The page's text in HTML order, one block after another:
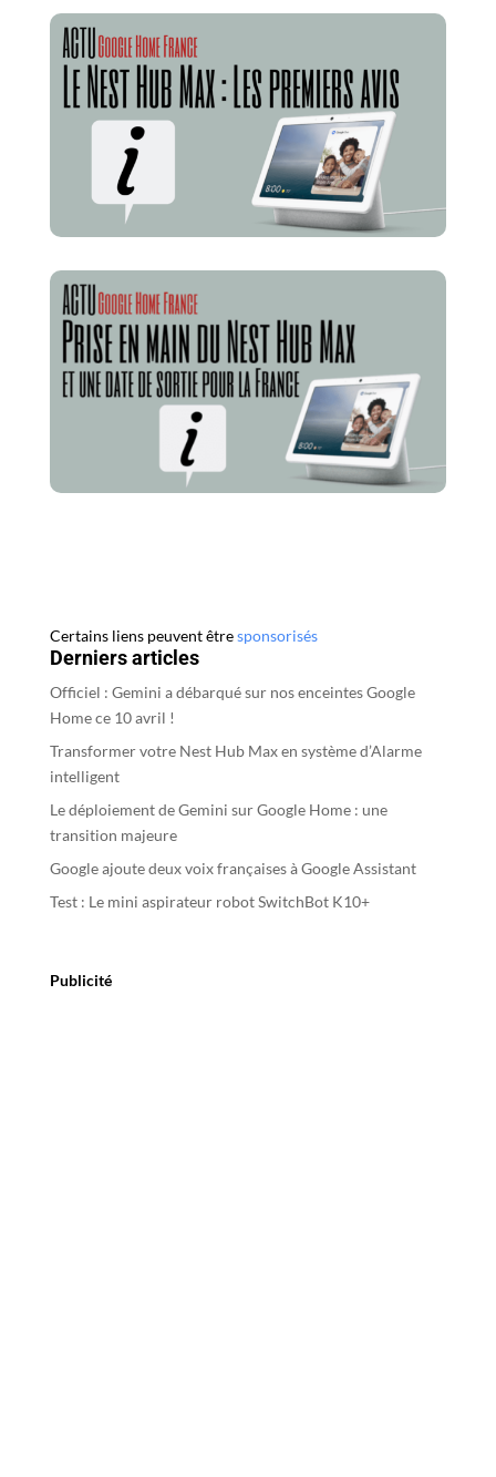
Certains liens peuvent êtresponsorisés
Derniers articles
Officiel : Gemini a débarqué sur nos enceintes Google
Home ce 10 avril !
Transformer votre Nest Hub Max en système d’Alarme
intelligent
Le déploiement de Gemini sur Google Home : une
transition majeure
Google ajoute deux voix françaises à Google Assistant
Test : Le mini aspirateur robot SwitchBot K10+
Publicité